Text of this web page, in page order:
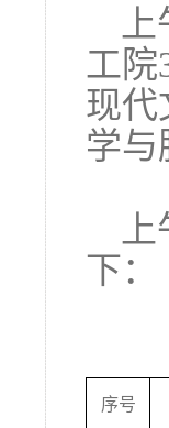
工院
现代
学与
下：
序号